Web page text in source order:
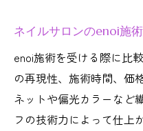
ネイルサロンのenoi施
enoi施術を受ける際に比
の再現性、施術時間、価
ネットや偏光カラーなど
フの技術力によって仕上